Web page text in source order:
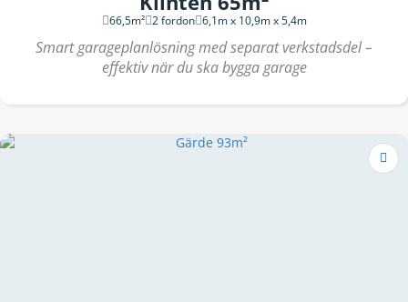
66,5m² 2 fordon 6,1m x 10,9m x 5,4m
Smart garageplanlösning med separat verkstadsdel –
effektiv när du ska bygga garage